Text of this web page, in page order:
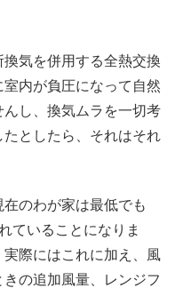
換気を併用する全熱交換
内が負圧になって自然
し、換気ムラを一切考
としたら、それはそれ
のわが家は最低でも
ていることになりま
際にはこれに加え、風
の追加風量、レンジフ